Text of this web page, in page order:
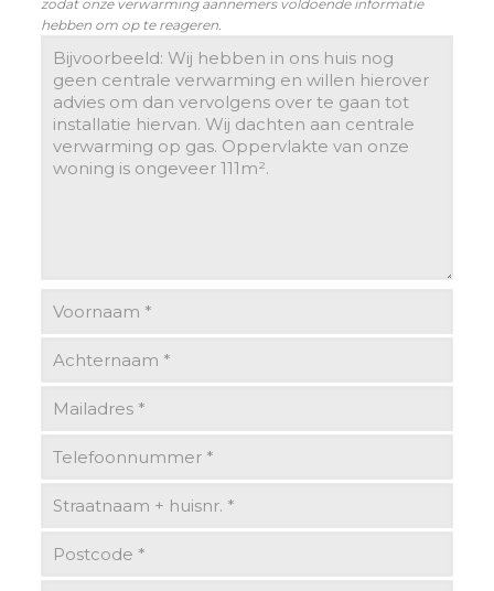
zodat onze verwarming aannemers voldoende informatie
hebben om op te reageren.